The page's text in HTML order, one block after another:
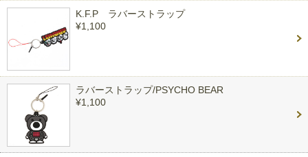
K.F.P ラバーストラップ
¥1,100
ラバーストラップ/PSYCHO BEAR
¥1,100